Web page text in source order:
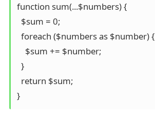
function sum(...$numbers) {
  $sum = 0;
  foreach ($numbers as $number) {
    $sum += $number;
  }
  return $sum;
}